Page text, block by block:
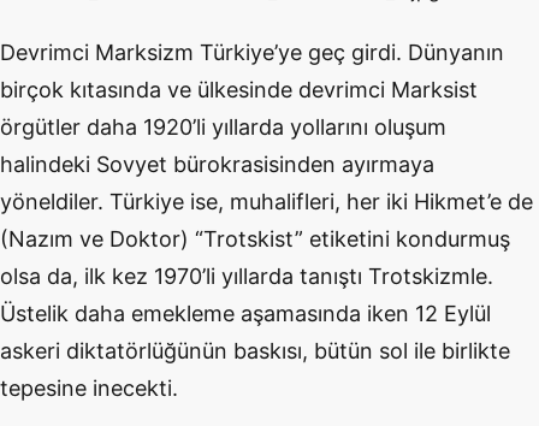
Devrimci Marksizm Türkiye’ye geç girdi. Dünyanın
birçok kıtasında ve ülkesinde devrimci Marksist
örgütler daha 1920’li yıllarda yollarını oluşum
halindeki Sovyet bürokrasisinden ayırmaya
yöneldiler. Türkiye ise, muhalifleri, her iki Hikmet’e de
(Nazım ve Doktor) “Trotskist” etiketini kondurmuş
olsa da, ilk kez 1970’li yıllarda tanıştı Trotskizmle.
Üstelik daha emekleme aşamasında iken 12 Eylül
askeri diktatörlüğünün baskısı, bütün sol ile birlikte
tepesine inecekti.